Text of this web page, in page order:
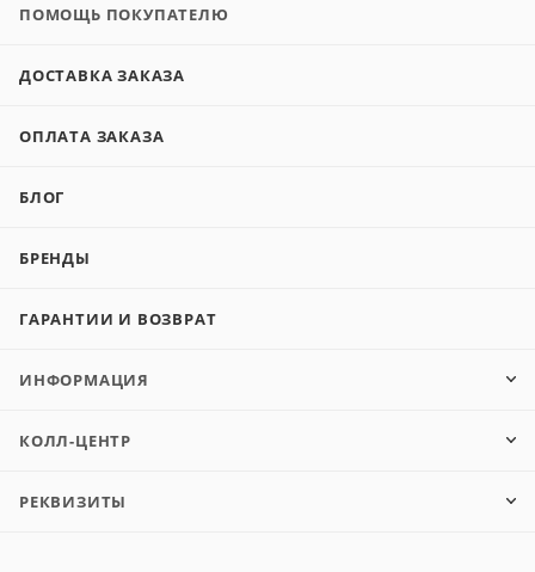
ПОМОЩЬ ПОКУПАТЕЛЮ
ДОСТАВКА ЗАКАЗА
ОПЛАТА ЗАКАЗА
БЛОГ
БРЕНДЫ
ГАРАНТИИ И ВОЗВРАТ
ИНФОРМАЦИЯ
КОЛЛ-ЦЕНТР
РЕКВИЗИТЫ